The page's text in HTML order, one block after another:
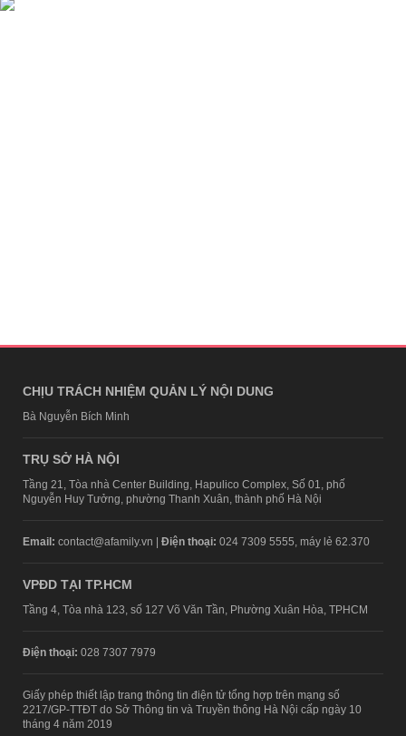
CHỊU TRÁCH NHIỆM QUẢN LÝ NỘI DUNG
Bà Nguyễn Bích Minh
TRỤ SỞ HÀ NỘI
Tầng 21, Tòa nhà Center Building, Hapulico Complex, Số 01, phố
Nguyễn Huy Tưởng, phường Thanh Xuân, thành phố Hà Nội
Email: contact@afamily.vn | Điện thoại: 024 7309 5555, máy lẻ 62.370
VPĐD TẠI TP.HCM
Tầng 4, Tòa nhà 123, số 127 Võ Văn Tần, Phường Xuân Hòa, TPHCM
Điện thoại: 028 7307 7979
Giấy phép thiết lập trang thông tin điện tử tổng hợp trên mạng số
2217/GP-TTĐT do Sở Thông tin và Truyền thông Hà Nội cấp ngày 10
tháng 4 năm 2019